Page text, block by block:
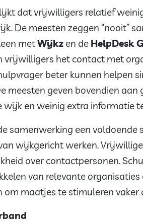
dat vrijwilligers relatief
De meesten zeggen “nooit”
metWijkz en de HelpDesk
vrijwilligers het contact met
beter kunnen helpen
meesten geven bovendien aan
wijk en weinig extra informatie
samenwerking een voldoende
wijkgericht werken.
over contactpersonen.
van relevante
om maatjes te stimuleren vaker